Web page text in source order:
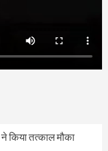
ने किया तत्काल मौका